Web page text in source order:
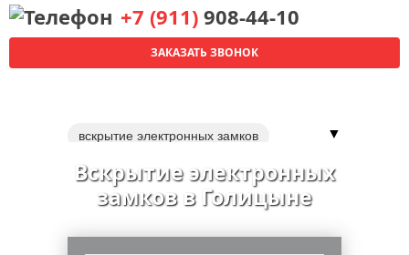
+7 (911) 908-44-10
ЗАКАЗАТЬ ЗВОНОК
вскрытие электронных замков
вскрытие кодовых замков
вскрытие навесных замков
▼
Вскрытие электронных
замков в Голицыне